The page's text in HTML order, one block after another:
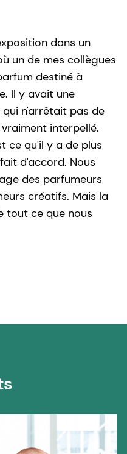
dans un
un de mes collègues
destiné à
Il y avait une
n'arrêtait pas de
interpellé.
ce qu'il y a de plus
d'accord. Nous
des parfumeurs
créatifs. Mais la
ce que nous